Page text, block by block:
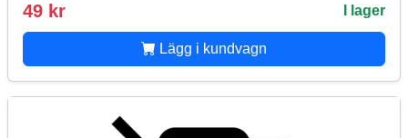
49 kr I lager
Lägg i kundvagn